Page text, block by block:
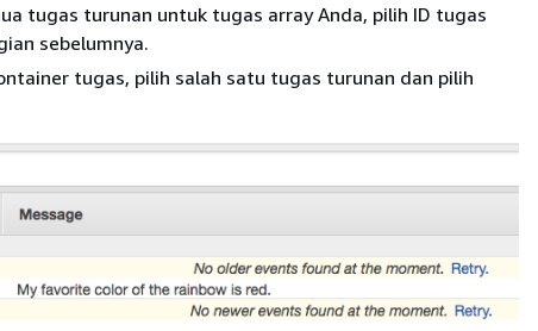
tugas turunan untuk tugas array Anda, pilih ID tugas
sebelumnya.
tugas, pilih salah satu tugas turunan dan pilih